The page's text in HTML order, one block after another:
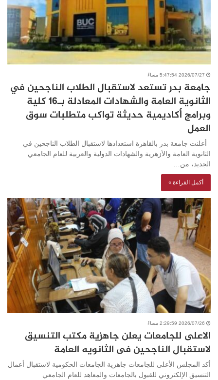
2026/07/27 5:47:54 مساءً
جامعة بدر تستعد لاستقبال الطلاب الناجحين في
الثانوية العامة والشهادات المعادلة بـ16 كلية
وبرامج أكاديمية حديثة تواكب متطلبات سوق
العمل
أعلنت جامعة بدر بالقاهرة استعدادها لاستقبال الطلاب الناجحين في
الثانوية العامة والأزهرية والشهادات الدولية والعربية للعام الجامعي
الجديد، من…
أكمل القراءة »
2026/07/26 2:29:59 مساءً
الاعلى للجامعات يعلن جاهزية مكتب التنسيق
لاستقبال الناجحين فى الثانويه العامة
أكد المجلس الأعلى للجامعات جاهزية الجامعات الحكومية لاستقبال أعمال
التنسيق الإلكتروني للقبول بالجامعات والمعاهد للعام الجامعي